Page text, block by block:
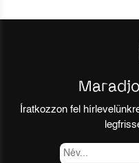
Íratkozzon fel